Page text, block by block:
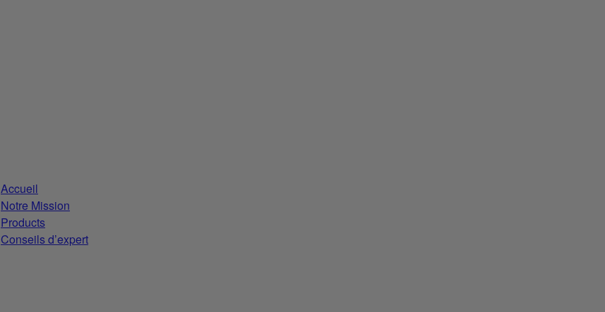
Accueil
Notre Mission
Products
Conseils d’expert